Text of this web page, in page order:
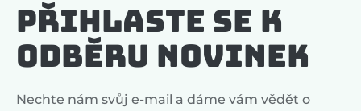
Přihlaste se k
odběru novinek
Nechte nám svůj e-mail a dáme vám vědět o